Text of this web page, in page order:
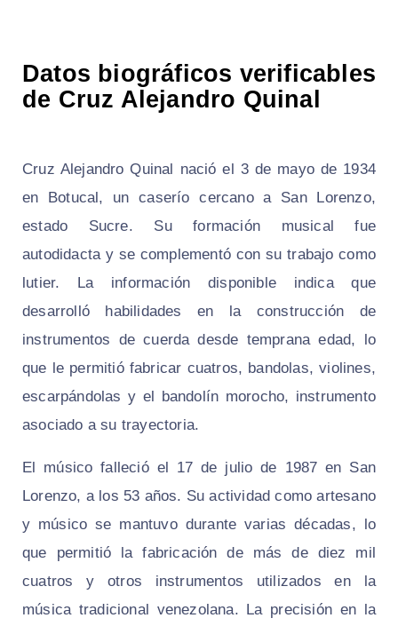
Datos biográficos verificables
de Cruz Alejandro Quinal
Cruz Alejandro Quinal nació el 3 de mayo de 1934
en Botucal, un caserío cercano a San Lorenzo,
estado Sucre. Su formación musical fue
autodidacta y se complementó con su trabajo como
lutier. La información disponible indica que
desarrolló habilidades en la construcción de
instrumentos de cuerda desde temprana edad, lo
que le permitió fabricar cuatros, bandolas, violines,
escarpándolas y el bandolín morocho, instrumento
asociado a su trayectoria.
El músico falleció el 17 de julio de 1987 en San
Lorenzo, a los 53 años. Su actividad como artesano
y músico se mantuvo durante varias décadas, lo
que permitió la fabricación de más de diez mil
cuatros y otros instrumentos utilizados en la
música tradicional venezolana. La precisión en la